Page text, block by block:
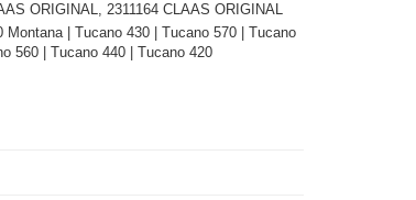
ORIGINAL, 2311164 CLAAS ORIGINAL
Montana | Tucano 430 | Tucano 570 | Tucano
560 | Tucano 440 | Tucano 420